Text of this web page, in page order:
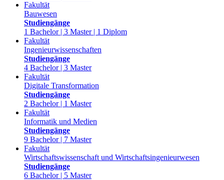
Fakultät
Bauwesen
Studiengänge
1 Bachelor | 3 Master | 1 Diplom
Fakultät
Ingenieurwissenschaften
Studiengänge
4 Bachelor | 3 Master
Fakultät
Digitale Transformation
Studiengänge
2 Bachelor | 1 Master
Fakultät
Informatik und Medien
Studiengänge
9 Bachelor | 7 Master
Fakultät
Wirtschaftswissenschaft und Wirtschaftsingenieurwesen
Studiengänge
6 Bachelor | 5 Master